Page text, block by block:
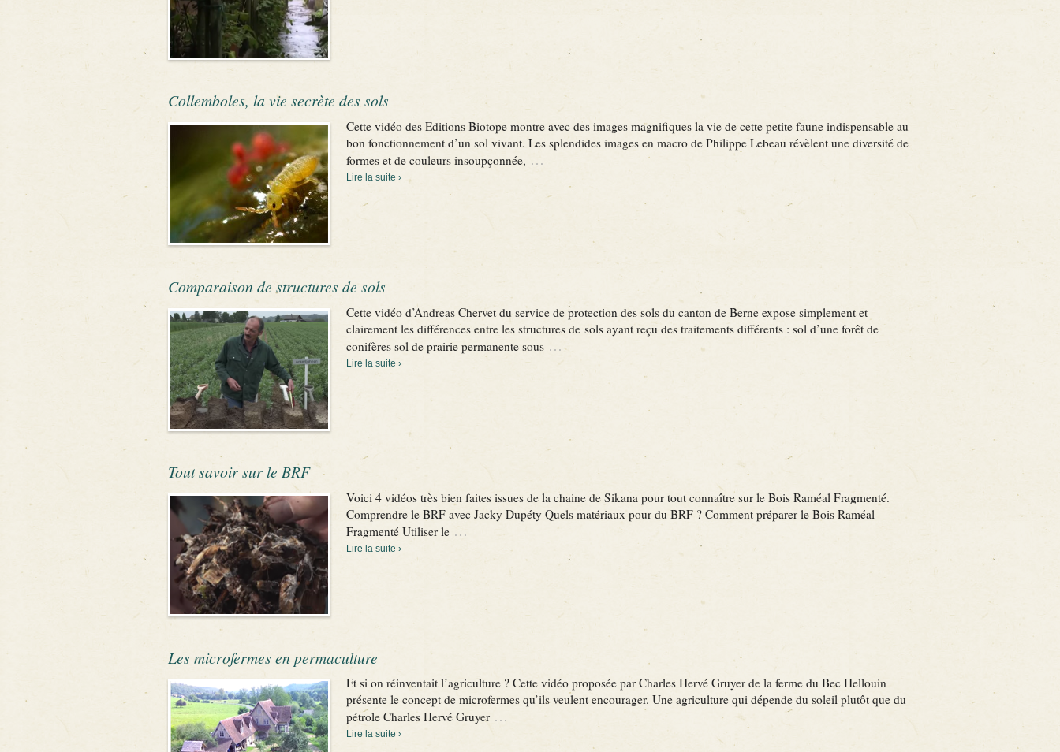
Collemboles, la vie secrète des sols
Cette vidéo des Editions Biotope montre avec des images magnifiques la vie de cette petite faune indispensable au
bon fonctionnement d’un sol vivant. Les splendides images en macro de Philippe Lebeau révèlent une diversité de
formes et de couleurs insoupçonnée, …
Lire la suite ›
Comparaison de structures de sols
Cette vidéo d’Andreas Chervet du service de protection des sols du canton de Berne expose simplement et
clairement les différences entre les structures de sols ayant reçu des traitements différents : sol d’une forêt de
conifères sol de prairie permanente sous …
Lire la suite ›
Tout savoir sur le BRF
Voici 4 vidéos très bien faites issues de la chaine de Sikana pour tout connaître sur le Bois Raméal Fragmenté.
Comprendre le BRF avec Jacky Dupéty Quels matériaux pour du BRF ? Comment préparer le Bois Raméal
Fragmenté Utiliser le …
Lire la suite ›
Les microfermes en permaculture
Et si on réinventait l’agriculture ? Cette vidéo proposée par Charles Hervé Gruyer de la ferme du Bec Hellouin
présente le concept de microfermes qu’ils veulent encourager. Une agriculture qui dépende du soleil plutôt que du
pétrole Charles Hervé Gruyer …
Lire la suite ›